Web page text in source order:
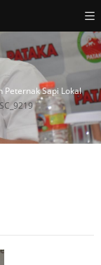
Peternak Sapi Lokal